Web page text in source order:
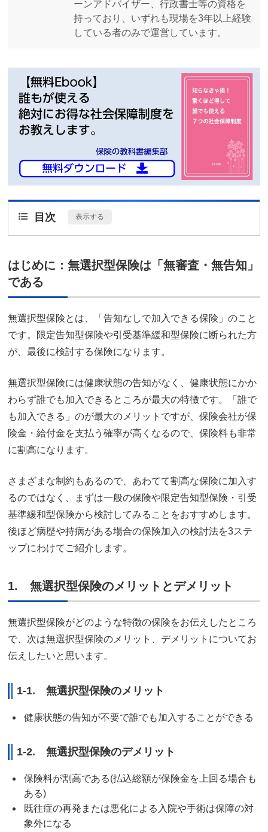
ーンアドバイザー、行政書士等の資格を
持っており、いずれも現場を3年以上経験
している者のみで運営しています。
目次 表示する
はじめに：無選択型保険は「無審査・無告知」
である
無選択型保険とは、「告知なしで加入できる保険」のこと
です。限定告知型保険や引受基準緩和型保険に断られた方
が、最後に検討する保険になります。
無選択型保険には健康状態の告知がなく、健康状態にかか
わらず誰でも加入できるところが最大の特徴です。「誰で
も加入できる」のが最大のメリットですが、保険会社が保
険金・給付金を支払う確率が高くなるので、保険料も非常
に割高になります。
さまざまな制約もあるので、あわてて割高な保険に加入す
るのではなく、まずは一般の保険や限定告知型保険・引受
基準緩和型保険から検討してみることをおすすめします。
後ほど病歴や持病がある場合の保険加入の検討法を3ステ
ップにわけてご紹介します。
1. 無選択型保険のメリットとデメリット
無選択型保険がどのような特徴の保険をお伝えしたところ
で、次は無選択型保険のメリット、デメリットについてお
伝えしたいと思います。
1-1. 無選択型保険のメリット
健康状態の告知が不要で誰でも加入することができる
1-2. 無選択型保険のデメリット
保険料が割高である(払込総額が保険金を上回る場合も
ある)
既往症の再発または悪化による入院や手術は保障の対
象外になる